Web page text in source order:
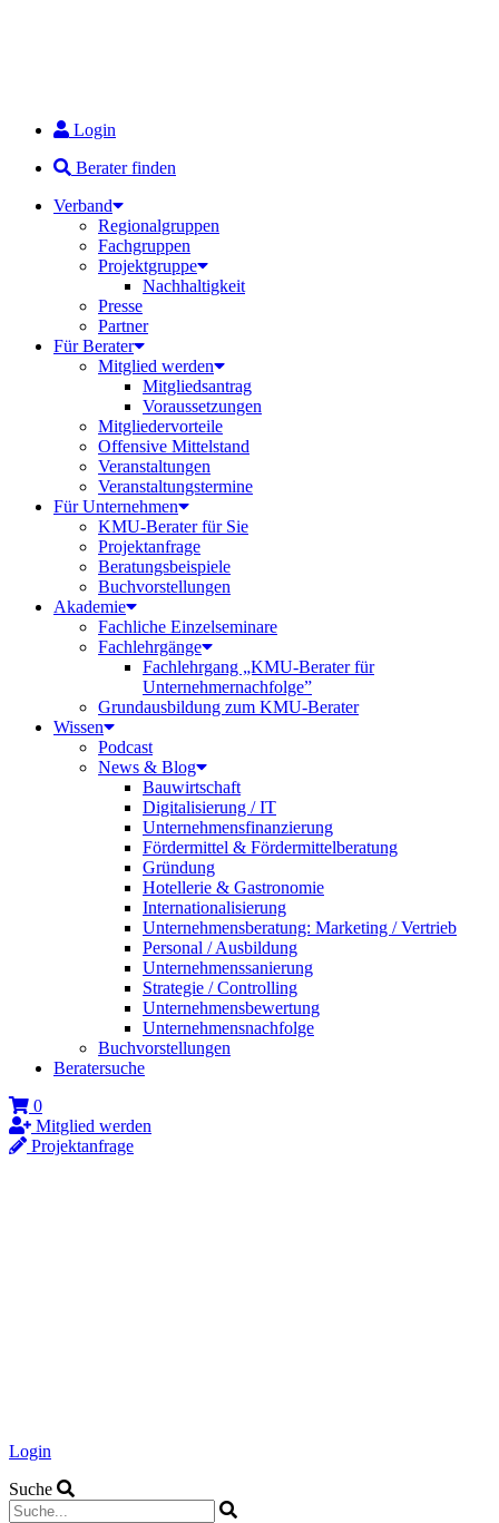
Login
Berater finden
Verband
Regionalgruppen
Fachgruppen
Projektgruppe
Nachhaltigkeit
Presse
Partner
Für Berater
Mitglied werden
Mitgliedsantrag
Voraussetzungen
Mitgliedervorteile
Offensive Mittelstand
Veranstaltungen
Veranstaltungstermine
Für Unternehmen
KMU-Berater für Sie
Projektanfrage
Beratungsbeispiele
Buchvorstellungen
Akademie
Fachliche Einzelseminare
Fachlehrgänge
Fachlehrgang „KMU-Berater für
Unternehmernachfolge”
Grundausbildung zum KMU-Berater
Wissen
Podcast
News & Blog
Bauwirtschaft
Digitalisierung / IT
Unternehmensfinanzierung
Fördermittel & Fördermittelberatung
Gründung
Hotellerie & Gastronomie
Internationalisierung
Unternehmensberatung: Marketing / Vertrieb
Personal / Ausbildung
Unternehmenssanierung
Strategie / Controlling
Unternehmensbewertung
Unternehmensnachfolge
Buchvorstellungen
Beratersuche
0
Mitglied werden
Projektanfrage
Login
Suche